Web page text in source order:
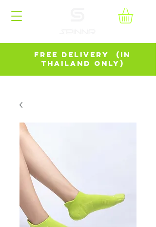
FREE DELIVERY (in
Thailand Only)